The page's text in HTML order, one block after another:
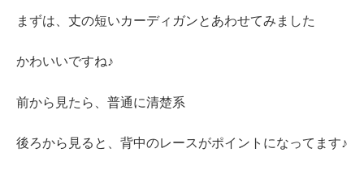
まずは、丈の短いカーディガンとあわせてみました
かわいいですね♪
前から見たら、普通に清楚系
後ろから見ると、背中のレースがポイントになってます♪